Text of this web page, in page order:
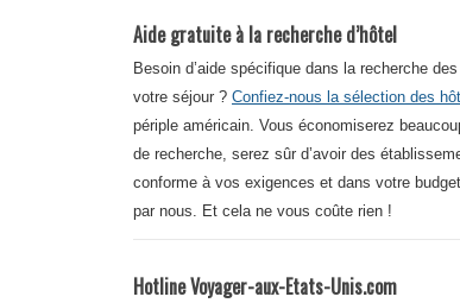
Aide gratuite à la recherche d’hôtel
Besoin d’aide spécifique dans la recherche
votre séjour ? Confiez-nous la sélection des
périple américain. Vous économiserez
de recherche, serez sûr d’avoir des
conforme à vos exigences et dans votre
par nous. Et cela ne vous coûte rien !
Hotline Voyager-aux-Etats-Unis.com